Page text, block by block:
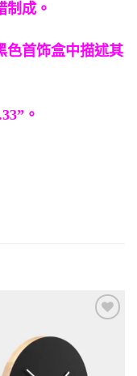
制成。
色首饰盒中描述其
。